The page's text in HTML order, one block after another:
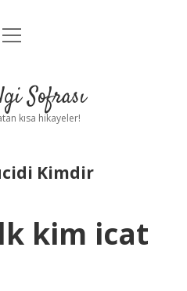
Uyarı
menüyü
Sofrası
kısa hikayeler!
Kimdir
kim icat